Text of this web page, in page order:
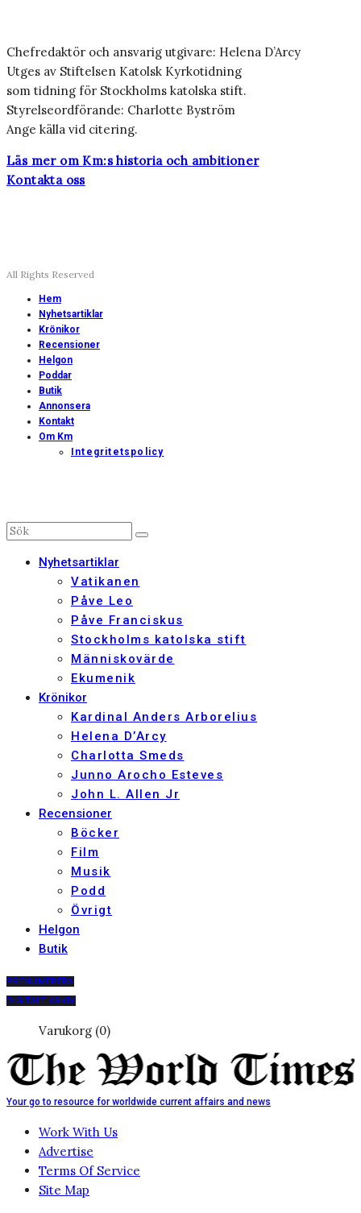
Chefredaktör och ansvarig utgivare: Helena D’Arcy
Utges av Stiftelsen Katolsk Kyrkotidning
som tidning för Stockholms katolska stift.
Styrelseordförande: Charlotte Byström
Ange källa vid citering.
Läs mer om Km:s historia och ambitioner
Kontakta oss
All Rights Reserved
Hem
Nyhetsartiklar
Krönikor
Recensioner
Helgon
Poddar
Butik
Annonsera
Kontakt
Om Km
Integritetspolicy
Nyhetsartiklar
Vatikanen
Påve Leo
Påve Franciskus
Stockholms katolska stift
Människovärde
Ekumenik
Krönikor
Kardinal Anders Arborelius
Helena D’Arcy
Charlotta Smeds
Junno Arocho Esteves
John L. Allen Jr
Recensioner
Böcker
Film
Musik
Podd
Övrigt
Helgon
Butik
PRENUMERERA
DIGITALT ARKIV
Varukorg (0)
Your go to resource for worldwide current affairs and news
Work With Us
Advertise
Terms Of Service
Site Map